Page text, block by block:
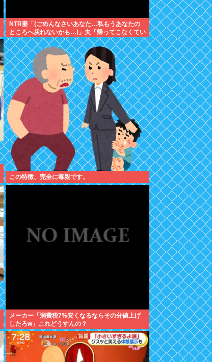
NTR妻「(ごめんなさいあなた…私もうあなたの
ところへ戻れないかも…)」夫「帰ってこなくてい
いよ」
この特徴、完全に毒親です。
メーカー「消費税7%安くなるならその分値上げ
したろw」これどうすんの？